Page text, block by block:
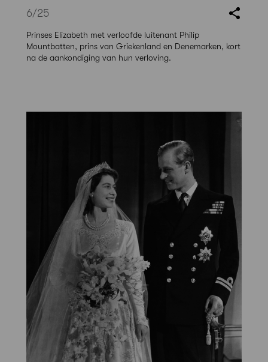
6/25
Prinses Elizabeth met verloofde luitenant Philip
Mountbatten, prins van Griekenland en Denemarken, kort
na de aankondiging van hun verloving.